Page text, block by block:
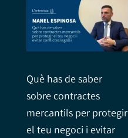
Què has de saber
sobre contractes
mercantils per protegir
el teu negoci i evitar